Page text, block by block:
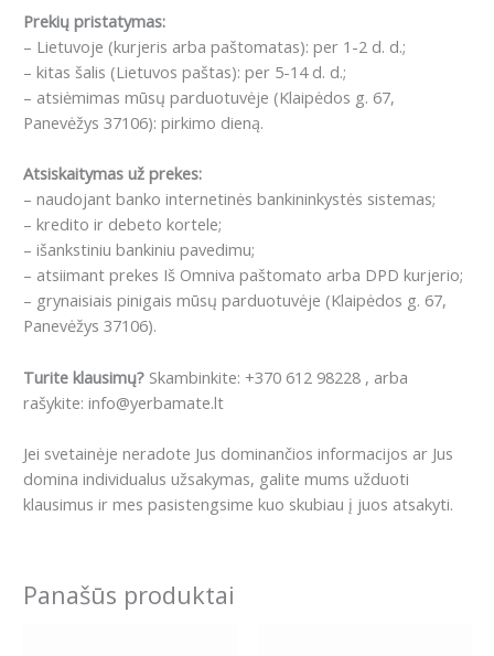
Prekių pristatymas:
– Lietuvoje (kurjeris arba paštomatas): per 1-2 d. d.;
– kitas šalis (Lietuvos paštas): per 5-14 d. d.;
– atsiėmimas mūsų parduotuvėje (Klaipėdos g. 67,
Panevėžys 37106): pirkimo dieną.
Atsiskaitymas už prekes:
– naudojant banko internetinės bankininkystės sistemas;
– kredito ir debeto kortele;
– išankstiniu bankiniu pavedimu;
– atsiimant prekes Iš Omniva paštomato arba DPD kurjerio;
– grynaisiais pinigais mūsų parduotuvėje (Klaipėdos g. 67,
Panevėžys 37106).
Turite klausimų? Skambinkite: +370 612 98228 , arba
rašykite: info@yerbamate.lt
Jei svetainėje neradote Jus dominančios informacijos ar Jus
domina individualus užsakymas, galite mums užduoti
klausimus ir mes pasistengsime kuo skubiau į juos atsakyti.
Panašūs produktai